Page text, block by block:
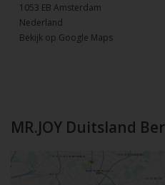
1053 EB Amsterdam
Nederland
Bekijk op Google Maps
MR.JOY Duitsland